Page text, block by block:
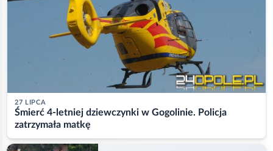
27 LIPCA
Śmierć 4-letniej dziewczynki w Gogolinie. Policja
zatrzymała matkę